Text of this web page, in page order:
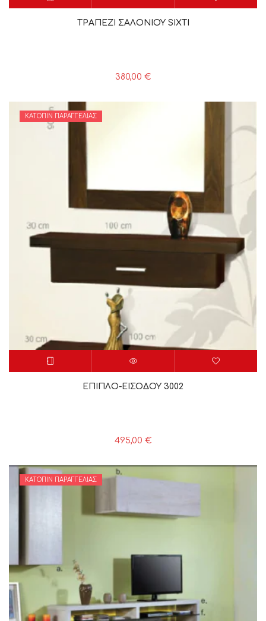
ΤΡΑΠΕΖΙ ΣΑΛΟΝΙΟΥ SIXTI
380,00 €
ΚΑΤΌΠΙΝ ΠΑΡΑΓΓΕΛΊΑΣ
ΕΠΙΠΛΟ-ΕΙΣΟΔΟΥ 3002
495,00 €
ΚΑΤΌΠΙΝ ΠΑΡΑΓΓΕΛΊΑΣ